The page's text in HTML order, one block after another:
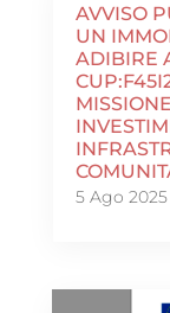
AVVISO
UN
ADIBIRE
5 Ago 2025